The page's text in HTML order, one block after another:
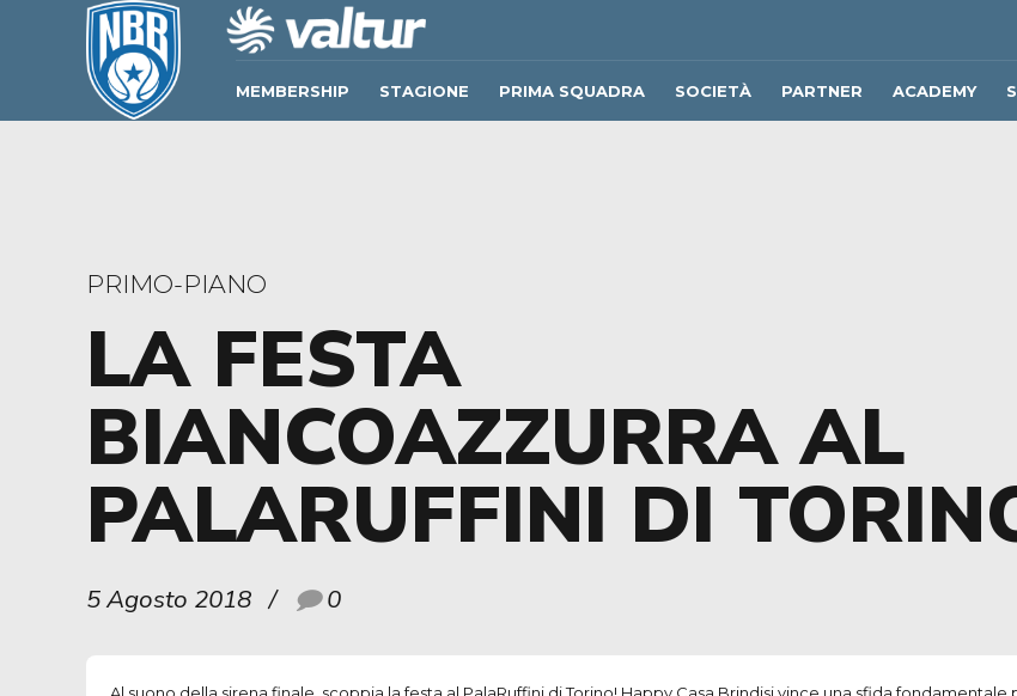
MEMBERSHIP STAGIONE PRIMA SQUADRA SOCIETÀ PARTNER ACADEMY
PRIMO-PIANO
LA FESTA
BIANCOAZZURRA AL
PALARUFFINI DI
5 Agosto 2018 0